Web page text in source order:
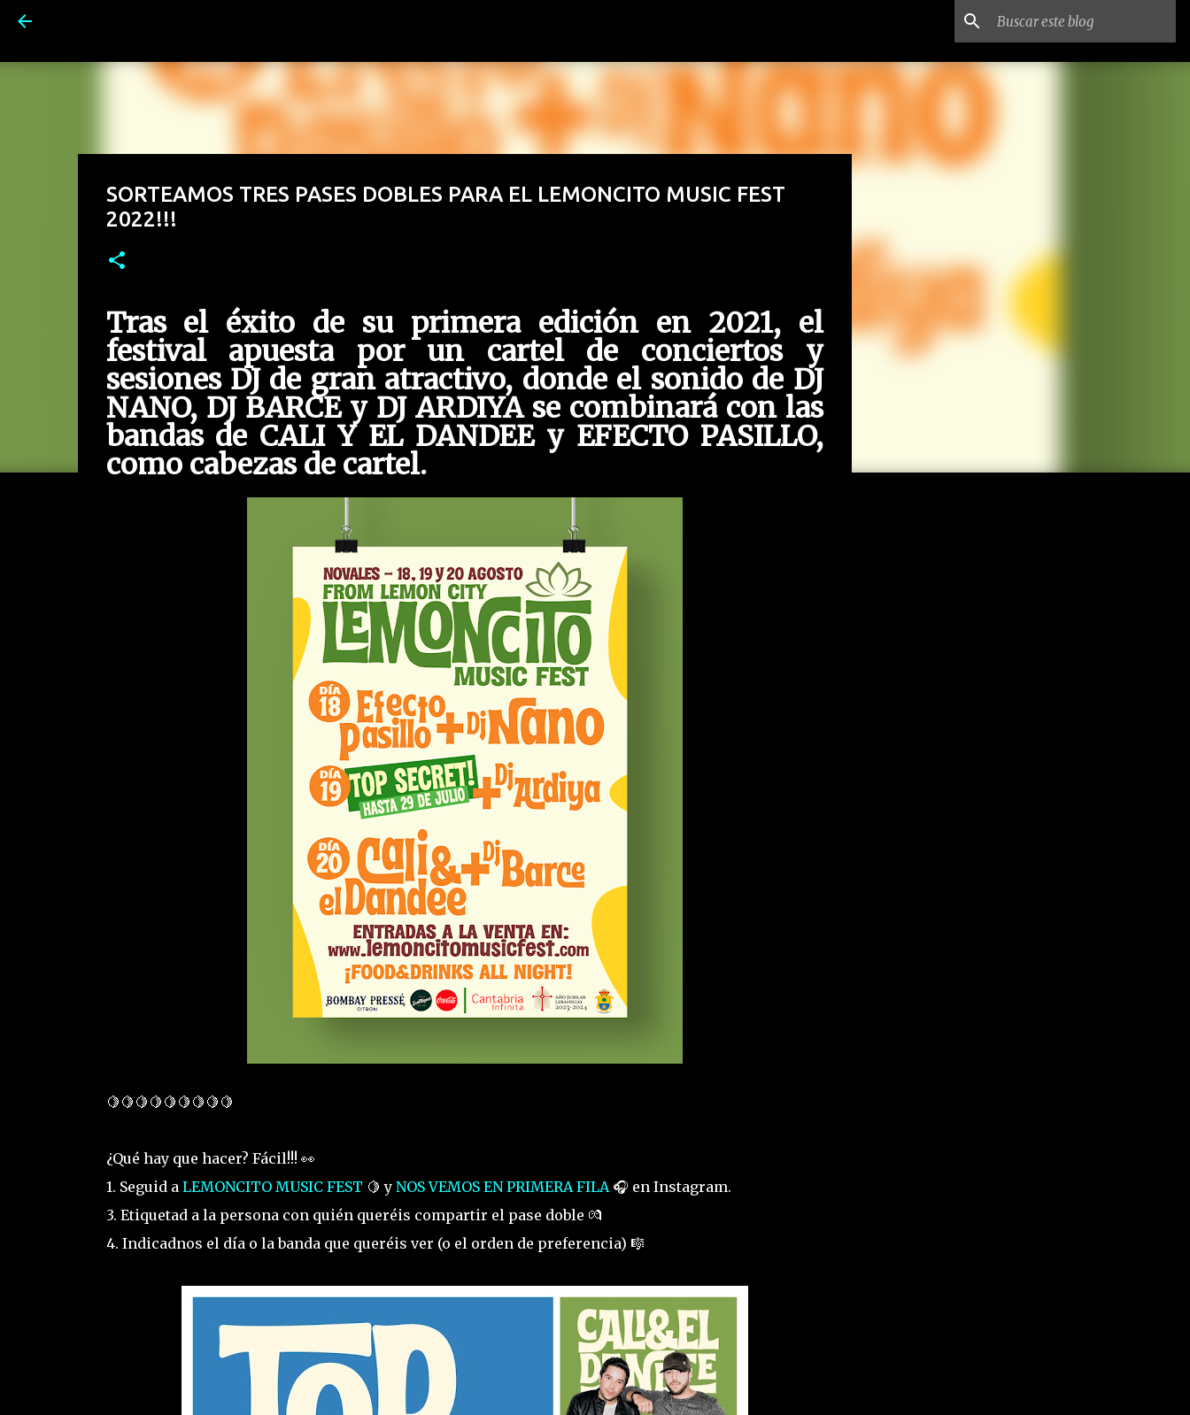
SORTEAMOS TRES PASES DOBLES PARA EL LEMONCITO MUSIC FEST
2022!!!
Tras el éxito de su primera edición en 2021, el
festival apuesta por un cartel de conciertos y
sesiones DJ de gran atractivo, donde el sonido de DJ
NANO, DJ BARCE y DJ ARDIYA se combinará con las
bandas de CALI Y EL DANDEE y EFECTO PASILLO,
como cabezas de cartel.
🍋🍋🍋🍋🍋🍋🍋🍋🍋
¿Qué hay que hacer? Fácil!!! 👀
1. Seguid a LEMONCITO MUSIC FEST 🍋 y NOS VEMOS EN PRIMERA FILA🎧 en Instagram.
3. Etiquetad a la persona con quién queréis compartir el pase doble 💏
4. Indicadnos el día o la banda que queréis ver (o el orden de preferencia) 🎼